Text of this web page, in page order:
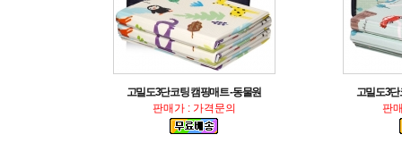
고밀도3단코팅 캠핑매트 -동물원
판매가 : 가격문의
고밀도3
판